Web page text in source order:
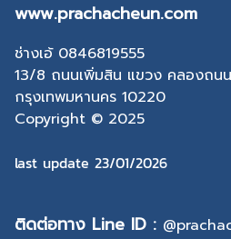
www.prachacheun.com
ช่างเอ้ 0846819555
13/8 ถนนเพิ่มสิน แขวง คลองถน
กรุงเทพมหานคร 10220
Copyright © 2025
last update 23/01/2026
ติดต่อทาง Line ID :